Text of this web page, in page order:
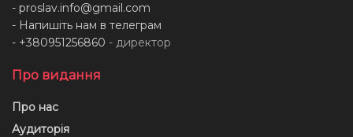
- proslav.info@gmail.com
- Напишіть нам в телеграм
- +380951256860 - директор
Про видання
Про нас
Аудиторія